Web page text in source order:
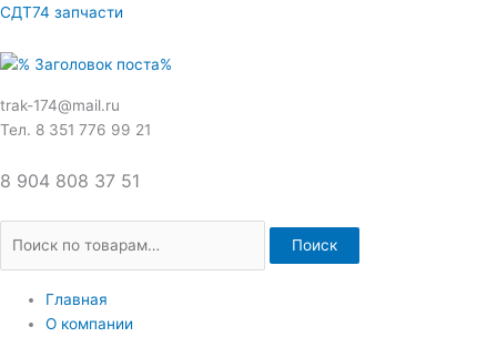
Перейти
содержимому
СДТ74 запчасти
trak-174@mail.ru
Тел. 8 351 776 99 21
8 904 808 37 51
Искать:
Поиск
Главная
О компании